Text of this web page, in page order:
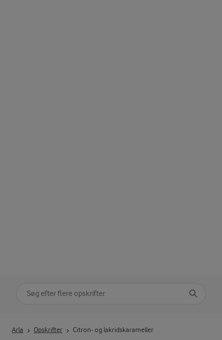
Arla Opskrifter Citron- og lakridskarameller
Søg på kategori